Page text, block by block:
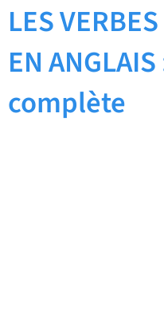
LES
EN
complète